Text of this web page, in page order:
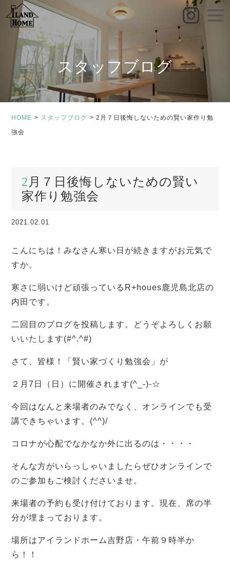
toggle
スタッフブログ
HOME スタッフブログ
2月７日後悔しないための賢い家作り勉
強会
2月７日後悔しないための賢い
家作り勉強会
2021.02.01
こんにちは！みなさん寒い日が続きますがお元気で
すか。
寒さに弱いけど頑張っているR+houes鹿児島北店の
内田です。
二回目のブログを投稿します。どうぞよろしくお願
いいたします(#^.^#)
さて、皆様！「賢い家づくり勉強会」が
２月7日（日）に開催されます(^_-)-☆
今回はなんと来場者のみでなく、オンラインでも受
講できちゃいます。(^^)/
コロナが心配でなかなか外に出るのは・・・・
そんな方がいらっしゃいましたらぜひオンラインで
のご参加もご検討くださいませ。
来場者の予約も受け付けております。現在、席の半
分が埋まっております。
場所はアイランドホーム吉野店・午前９時半か
ら！！